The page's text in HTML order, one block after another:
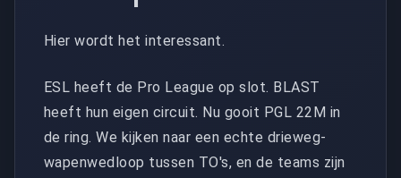
Hier wordt het interessant.
ESL heeft de Pro League op slot. BLAST
heeft hun eigen circuit. Nu gooit PGL 22M in
de ring. We kijken naar een echte drieweg-
wapenwedloop tussen TO's, en de teams zijn